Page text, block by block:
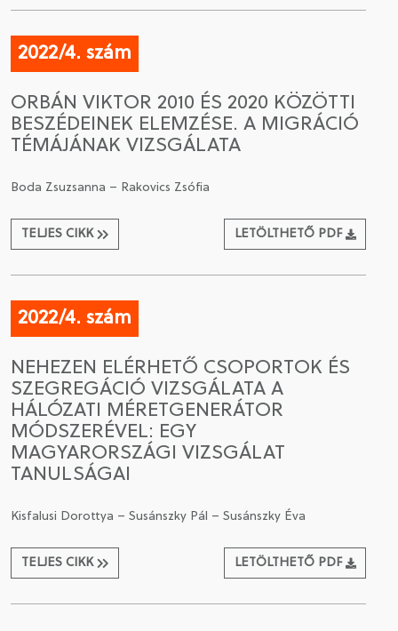
2022/4. szám
ORBÁN VIKTOR 2010 ÉS 2020 KÖZÖTTI
BESZÉDEINEK ELEMZÉSE. A MIGRÁCIÓ
TÉMÁJÁNAK VIZSGÁLATA
Boda Zsuzsanna – Rakovics Zsófia
TELJES CIKK LETÖLTHETŐ PDF
2022/4. szám
NEHEZEN ELÉRHETŐ CSOPORTOK ÉS
SZEGREGÁCIÓ VIZSGÁLATA A
HÁLÓZATI MÉRETGENERÁTOR
MÓDSZERÉVEL: EGY
MAGYARORSZÁGI VIZSGÁLAT
TANULSÁGAI
Kisfalusi Dorottya – Susánszky Pál – Susánszky Éva
TELJES CIKK LETÖLTHETŐ PDF